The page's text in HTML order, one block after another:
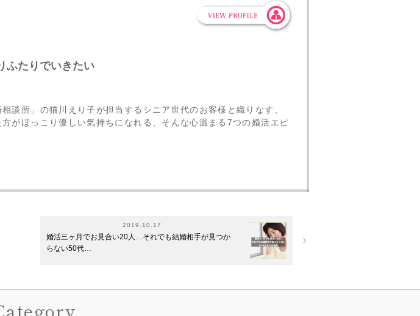
ふたりでいきたい
談所」の猫川えり子が担当するシニア世代のお客様と織りなす、
がほっこり優しい気持ちになれる、そんな心温まる7つの婚活エピ
2019.10.17
婚活三ヶ月でお見合い20人…それでも結婚相手が見つか
らない50代…